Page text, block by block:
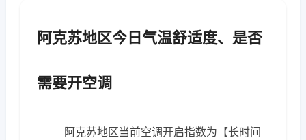
阿克苏地区今日气温舒适度、是否
需要开空调
阿克苏地区当前空调开启指数为【长时间